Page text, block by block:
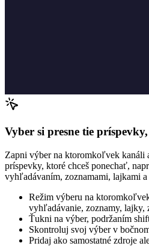
Vyber si presne tie
Zapni výber na ktoromkoľvek kanáli
príspevky, ktoré chceš ponechať,
vyhľadávaním, zoznamami, lajkami a
Režim výberu na
vyhľadávanie, zoznamy, lajky,
Ťukni na výber, podržaním
Skontroluj svoj výber v
Pridaj ako samostatné zdroje